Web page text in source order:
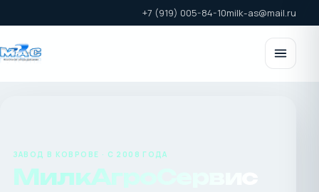
+7 (919) 005-84-10milk-as@mail.ru
ЗАВОД В КОВРОВЕ · С 2008 ГОДА
МилкАгроСервис